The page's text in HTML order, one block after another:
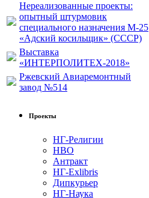
Нереализованные проекты:
опытный штурмовик
специального назначения М-25
«Адский косильщик» (СССР)
Выставка
«ИНТЕРПОЛИТЕХ-2018»
Ржевский Авиаремонтный
завод №514
Проекты
НГ-Религии
НВО
Антракт
НГ-Exlibris
Дипкурьер
НГ-Наука